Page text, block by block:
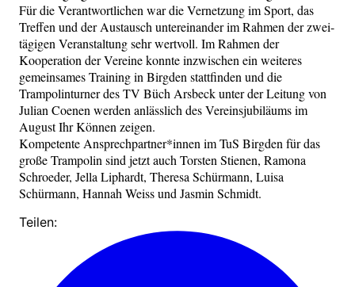
Für die Verantwortlichen war die Vernetzung im Sport, das
Treffen und der Austausch untereinander im Rahmen der zwei-
tägigen Veranstaltung sehr wertvoll. Im Rahmen der
Kooperation der Vereine konnte inzwischen ein weiteres
gemeinsames Training in Birgden stattfinden und die
Trampolinturner des TV Büch Arsbeck unter der Leitung von
Julian Coenen werden anlässlich des Vereinsjubiläums im
August Ihr Können zeigen.
Kompetente Ansprechpartner*innen im TuS Birgden für das
große Trampolin sind jetzt auch Torsten Stienen, Ramona
Schroeder, Jella Liphardt, Theresa Schürmann, Luisa
Schürmann, Hannah Weiss und Jasmin Schmidt.
Teilen: